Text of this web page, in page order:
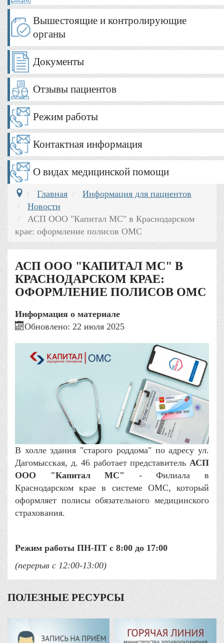
Вышестоящие и контролирующие
органы
Документы
Отзывы пациентов
Режим работы
Контактная информация
О видах медицинской помощи
Главная
Информация для пациентов
Новости
АСП ООО "Капитал МС" в Краснодарском
крае: оформление полисов ОМС
АСП ООО "КАПИТАЛ МС" В
КРАСНОДАРСКОМ КРАЕ:
ОФОРМЛЕНИЕ ПОЛИСОВ ОМС
Информация о материале
Обновлено: 22 июля 2025
В холле здания "старого роддома" по адресу ул.
Дагомысская, д. 46 работает представитель АСП
ООО "Капитал МС"
- Филиала в
Краснодарском крае в системе ОМС, который
оформляет полисы обязательного медицинского
страхования.
Режим работы ПН-ПТ с 8:00 до 17:00
(перерыв с 12:00-13:00)
ПОЛЕЗНЫЕ РЕСУРСЫ